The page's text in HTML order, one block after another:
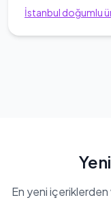
İstanbul doğumlu
En yeni